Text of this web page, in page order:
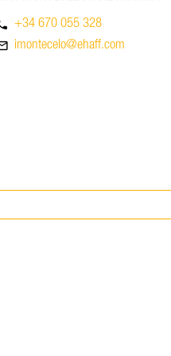
+34 670 055 328
imontecelo@ehaff.com